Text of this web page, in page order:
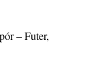
– Futer,